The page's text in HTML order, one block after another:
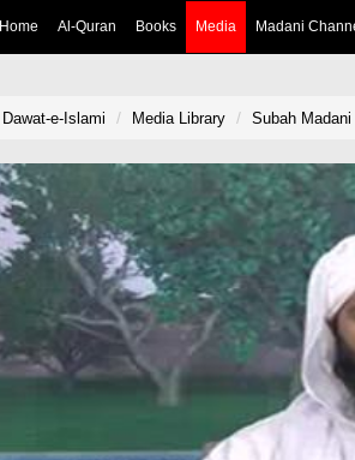
Home Al-Quran Books Media Madani
Dawat-e-Islami Media Library Subah